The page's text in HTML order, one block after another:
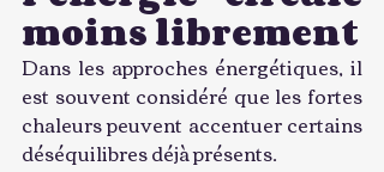
moins librement
Dans les approches énergétiques, il
est souvent considéré que les fortes
chaleurs peuvent accentuer certains
déséquilibres déjà présents.